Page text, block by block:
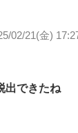
02/21(金)
出できたね